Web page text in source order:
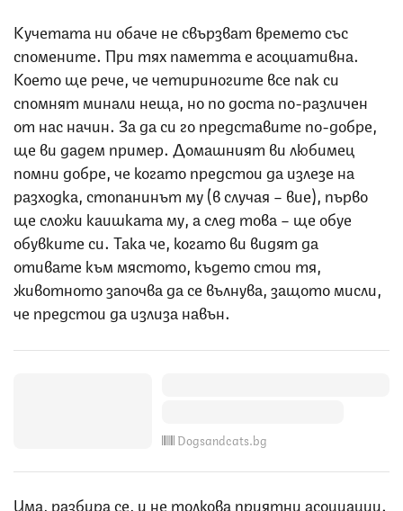
Кучетата ни обаче не свързват времето със
спомените. При тях паметта е асоциативна.
Което ще рече, че четириногите все пак си
спомнят минали неща, но по доста по-различен
от нас начин. За да си го представите по-добре,
ще ви дадем пример. Домашният ви любимец
помни добре, че когато предстои да излезе на
разходка, стопанинът му (в случая – вие), първо
ще сложи каишката му, а след това – ще обуе
обувките си. Така че, когато ви видят да
отивате към мястото, където стои тя,
животното започва да се вълнува, защото мисли,
че предстои да излиза навън.
Dogsandcats.bg
Има, разбира се, и не толкова приятни асоциации.